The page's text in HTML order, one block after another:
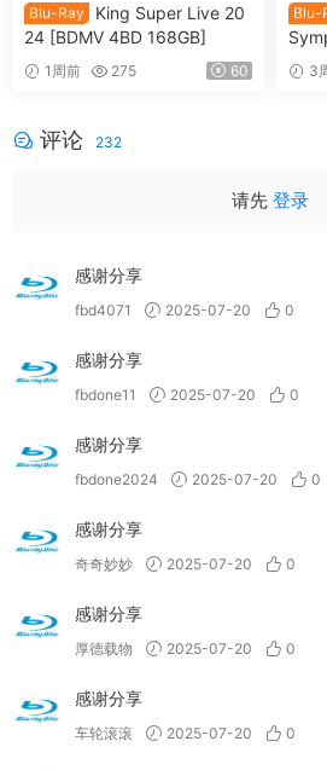
Blu-Ray
King Super Live 20
24 [BDMV 4BD 168GB]
1周前 275 60
Blu-
025
シ
3
评论 232
请先 登录
感谢分享
fbd4071 2025-07-20 0
感谢分享
fbdone11 2025-07-20 0
感谢分享
fbdone2024 2025-07-20 0
感谢分享
奇奇妙妙 2025-07-20 0
感谢分享
厚德载物 2025-07-20 0
感谢分享
车轮滚滚 2025-07-20 0